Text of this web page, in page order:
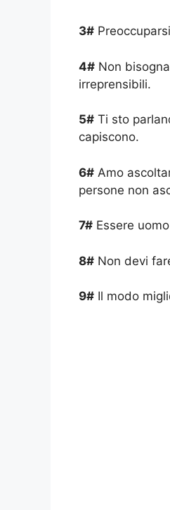
3#
4# Non
irreprensibili.
5# Ti sto
capiscono.
6# Amo
persone non
7# Essere
8# Non devi
9# Il modo